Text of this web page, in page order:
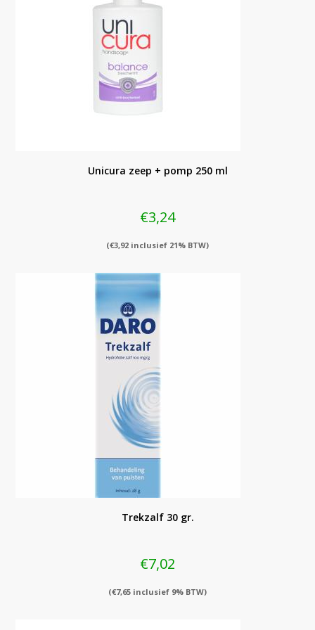
Unicura zeep + pomp 250 ml
€3,24
(€3,92 inclusief 21% BTW)
Trekzalf 30 gr.
€7,02
(€7,65 inclusief 9% BTW)